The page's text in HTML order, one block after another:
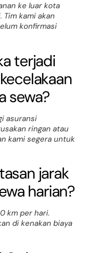
ke luar kota
kami akan
konfirmasi
terjadi
sewa?
asuransi
ringan atau
kami segera untuk
jarak
harian?
km per hari.
di kenakan biaya